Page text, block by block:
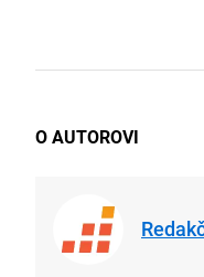
O AUTOROVI